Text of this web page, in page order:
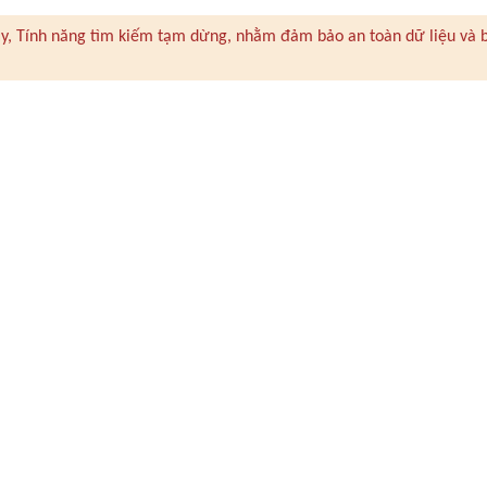
Tính năng tìm kiếm tạm dừng, nhằm đảm bảo an toàn dữ liệu và